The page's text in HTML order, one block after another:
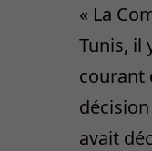
« La
Tunis, il
courant
avait